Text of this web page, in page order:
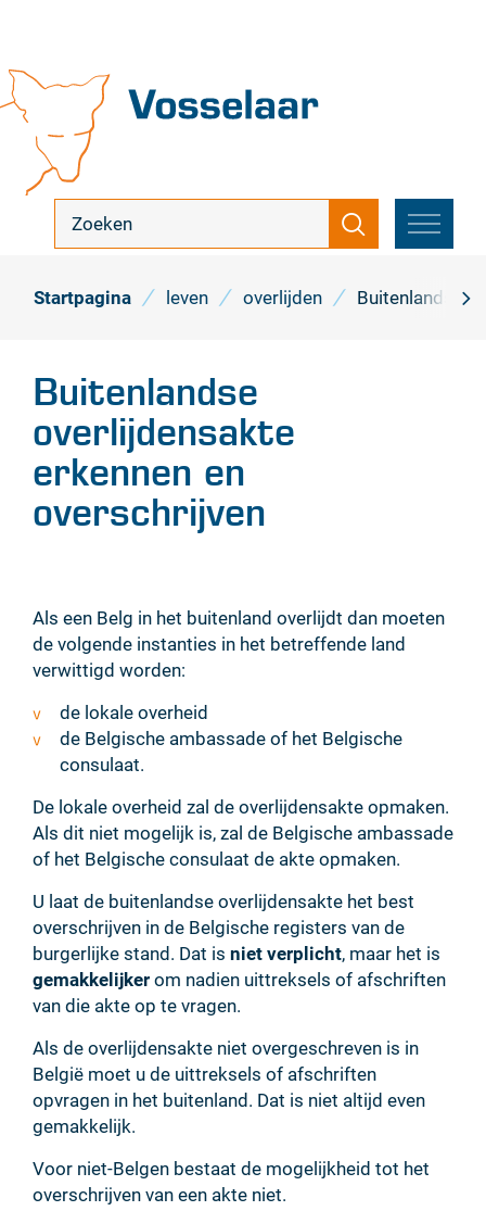
inhoud
Vosselaar
zoek
Zoeken
MENU
Startpagina leven overlijden Buitenlandse
Buitenlandse
overlijdensakte
erkennen en
overschrijven
Inhoud
Als een Belg in het buitenland overlijdt dan moeten
de volgende instanties in het betreffende land
verwittigd worden:
de lokale overheid
de Belgische ambassade of het Belgische
consulaat.
De lokale overheid zal de overlijdensakte opmaken.
Als dit niet mogelijk is, zal de Belgische ambassade
of het Belgische consulaat de akte opmaken.
U laat de buitenlandse overlijdensakte het best
overschrijven in de Belgische registers van de
burgerlijke stand. Dat is niet verplicht, maar het is
gemakkelijker om nadien uittreksels of afschriften
van die akte op te vragen.
Als de overlijdensakte niet overgeschreven is in
België moet u de uittreksels of afschriften
opvragen in het buitenland. Dat is niet altijd even
gemakkelijk.
Voor niet-Belgen bestaat de mogelijkheid tot het
overschrijven van een akte niet.